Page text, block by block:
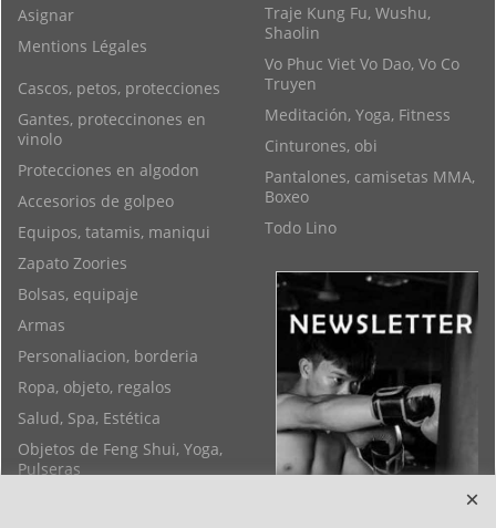
Asignar
Mentions Légales
Traje Kung Fu, Wushu,
Shaolin
Vo Phuc Viet Vo Dao, Vo Co
Truyen
Meditación, Yoga, Fitness
Cinturones, obi
Pantalones, camisetas MMA,
Boxeo
Todo Lino
Cascos, petos, protecciones
Gantes, proteccinones en
vinolo
Protecciones en algodon
Accesorios de golpeo
Equipos, tatamis, maniqui
Zapato Zoories
Bolsas, equipaje
Armas
Personaliacion, borderia
Ropa, objeto, regalos
Salud, Spa, Estética
Objetos de Feng Shui, Yoga,
Pulseras